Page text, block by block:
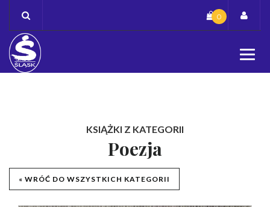
content
0
KSIĄŻKI Z KATEGORII
Poezja
« WRÓĆ DO WSZYSTKICH KATEGORII